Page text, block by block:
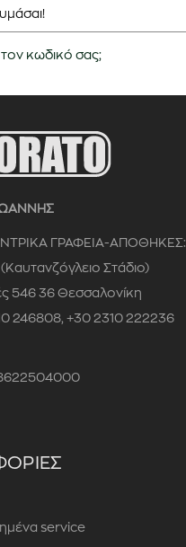
κωδικό σας;
ΓΡΑΦΕΙΑ-ΑΠΟΘΗΚΕΣ:
Στάδιο)
546 36 Θεσσαλονίκη
246808, +30 2310 222236
service